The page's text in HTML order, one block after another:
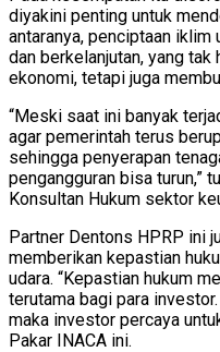
diyakini penting untuk
antaranya, penciptaan
dan berkelanjutan, yang
ekonomi, tetapi juga
“Meski saat ini banyak
agar pemerintah terus
sehingga penyerapan
pengangguran bisa turun,”
Konsultan Hukum sektor
Partner Dentons HPRP ini
memberikan kepastian
udara. “Kepastian hukum
terutama bagi para
maka investor percaya
Pakar INACA ini.